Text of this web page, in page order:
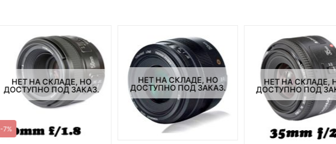
НЕТ НА СКЛАДЕ, НО
ДОСТУПНО ПОД ЗАКАЗ.
-7%
НЕТ НА СКЛАДЕ, НО
ДОСТУПНО ПОД ЗАКАЗ.
НЕТ НА СКЛАДЕ,
ДОСТУПНО ПОД